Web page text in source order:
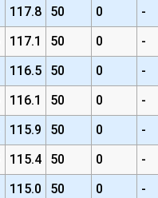
117.8 50 0
-
117.1 50 0
-
116.5 50 0
-
116.1 50 0
-
115.9 50 0
-
115.4 50 0
-
115.0 50 0
-